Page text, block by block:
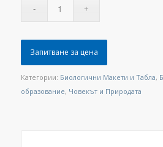
Запитване за цена
Категории: Биологични Макети и Табла,
образование, Човекът и Природата